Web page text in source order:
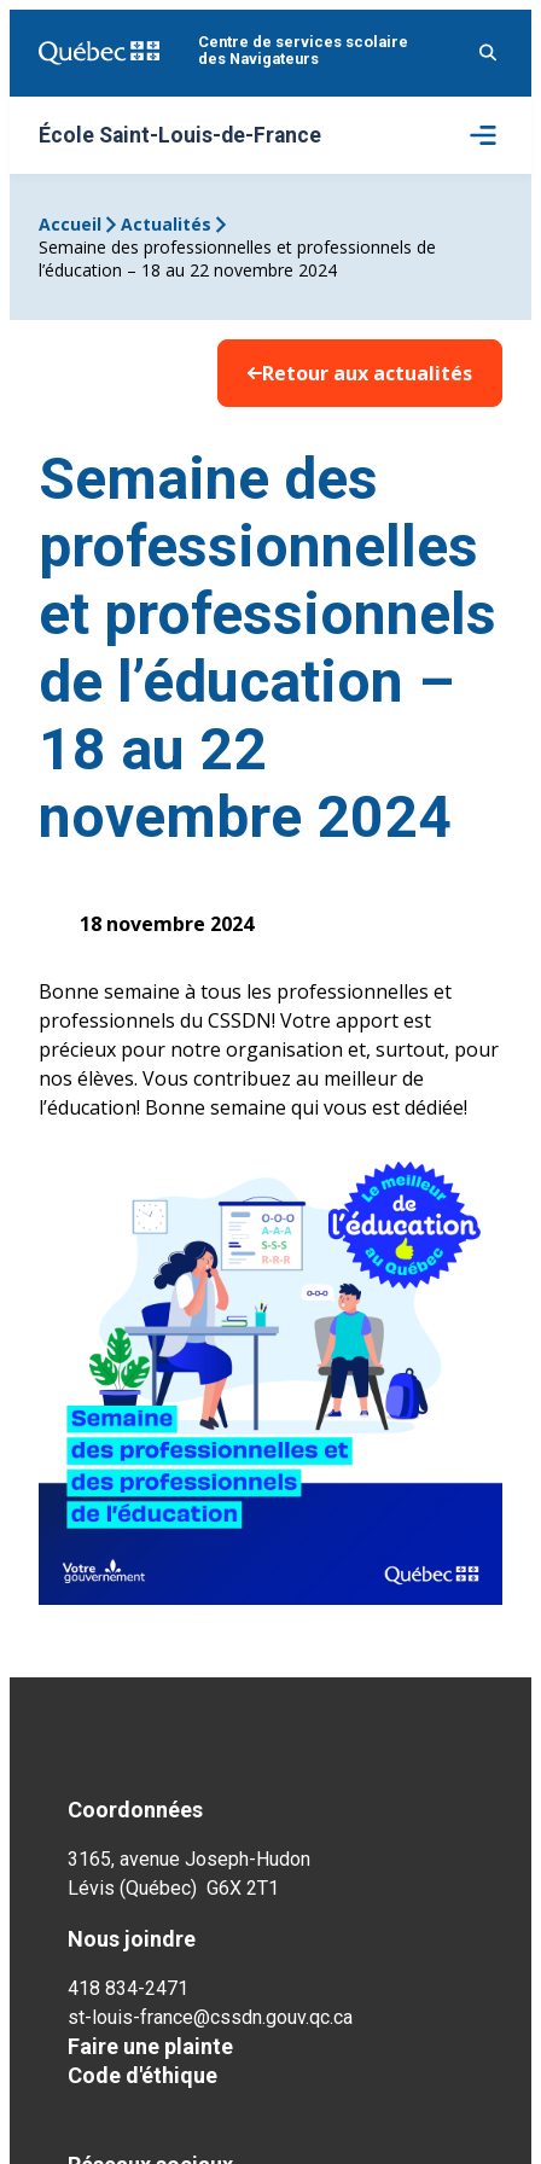
Centre de services scolaire
des Navigateurs
École Saint-Louis-de-France
Ouvrir
le
menu
Accueil
Actualités
Semaine des professionnelles et professionnels de
l’éducation – 18 au 22 novembre 2024
Retour aux actualités
Semaine des
professionnelles
et professionnels
de l’éducation –
18 au 22
novembre 2024
18 novembre 2024
Bonne semaine à tous les professionnelles et
professionnels du CSSDN! Votre apport est
précieux pour notre organisation et, surtout, pour
nos élèves. Vous contribuez au meilleur de
l’éducation! Bonne semaine qui vous est dédiée!
Coordonnées
3165, avenue Joseph-Hudon
Lévis (Québec) G6X 2T1
Nous joindre
418 834-2471
st-louis-france@cssdn.gouv.qc.ca
Faire une plainte
Code d'éthique